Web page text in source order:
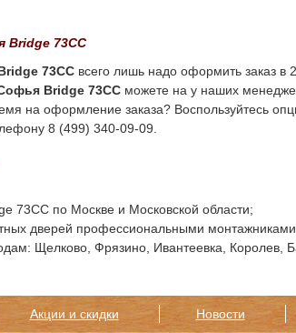
Bridge 73СС
73СС всего лишь надо оформить заказ в
Bridge 73СС можете на у наших
на оформление заказа? Воспользуйтесь
8 (499) 340-09-09.
73СС по Москве и Московской области;
дверей профессиональными монтажниками.
Щелково, Фрязино, Ивантеевка, Королев,
Акции и скидки Новости